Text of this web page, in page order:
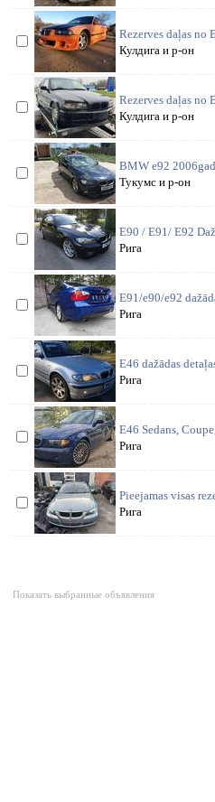
Rezerves daļas no
Кулдига и р-он
Rezerves daļas no
Кулдига и р-он
BMW e92
Тукумс и р-он
E90 / E91/ E92
Рига
E91/e90/e92
Рига
E46 dažādas
Рига
E46 Sedans,
Рига
Pieejamas visas
Рига
Показать выбранные объявления